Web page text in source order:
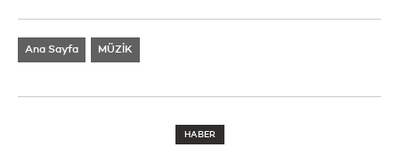
Ana Sayfa MÜZİK
HABER